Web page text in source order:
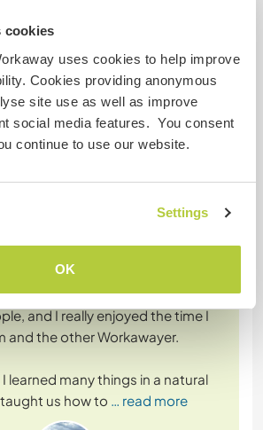
cookies
uses cookies to help improve
Cookies providing anonymous
site use as well as improve
social media features. You consent
continue to use our website.
Settings
OK
21 mars 2026
Workaway experience, and I am
this year.
family are very warm and
and I really enjoyed the time I
and the other Workawayer.
learned many things in a natural
us how to
… read more